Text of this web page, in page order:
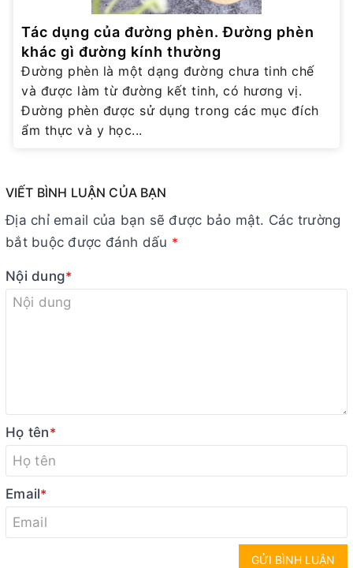
Tác dụng của đường phèn. Đường phèn
khác gì đường kính thường
Đường phèn là một dạng đường chưa tinh chế
và được làm từ đường kết tinh, có hương vị.
Đường phèn được sử dụng trong các mục đích
ẩm thực và y học...
VIẾT BÌNH LUẬN CỦA BẠN
Địa chỉ email của bạn sẽ được bảo mật. Các trường
bắt buộc được đánh dấu *
Nội dung*
Họ tên*
Email*
GỬI BÌNH LUẬN